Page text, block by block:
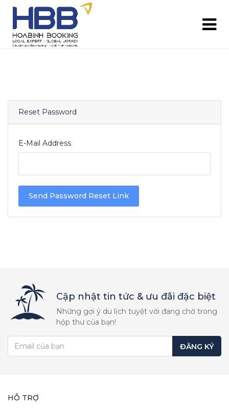
Reset Password
E-Mail Address
Send Password Reset Link
Cập nhật tin tức & ưu đãi đặc biệt
Những gợi ý du lịch tuyệt vời đang chờ trong
hộp thư của bạn!
ĐĂNG KÝ
HỖ TRỢ